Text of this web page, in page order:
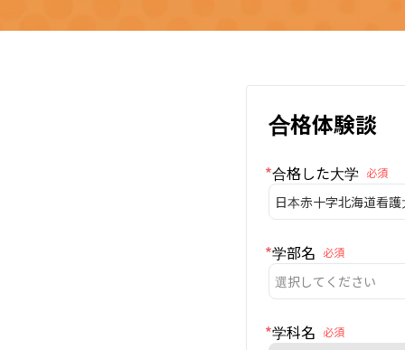
合格体験談
*合格した大学 必須
日本赤十字北海道看
*学部名 必須
選択してください
*学科名 必須